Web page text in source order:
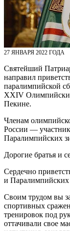
27 ЯНВАРЯ 2022 ГОДА
Святейший
направил
паралимпийской
XXIV
Пекине.
Членам
России —
Паралимпийских
Дорогие братья и
Сердечно
и
Своим трудом вы
спортивных
тренировок под
оттачивали свое